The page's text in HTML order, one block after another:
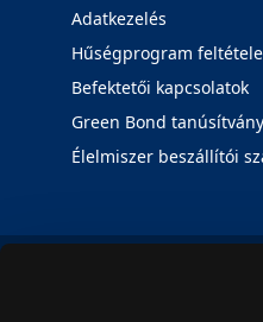
Adatkezelés
Hűségprogram
Befektetői kapcsolatok
Green Bond
Élelmiszer beszállítói